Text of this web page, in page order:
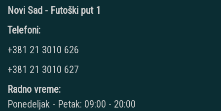
Novi Sad - Futoški put 1
Telefoni:
+381 21 3010 626
+381 21 3010 627
Radno vreme:
Ponedeljak - Petak: 09:00 - 20:00